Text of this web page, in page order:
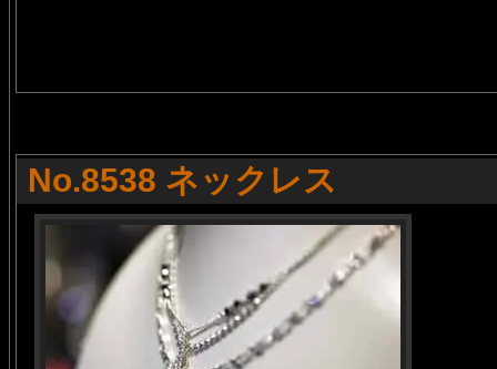
No.8538 ネックレス